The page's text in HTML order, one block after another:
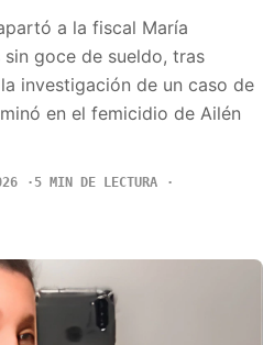
a la fiscal María
goce de sueldo, tras
investigación de un caso de
en el femicidio de Ailén
5 MIN DE LECTURA